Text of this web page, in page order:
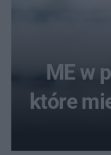
ME w
które